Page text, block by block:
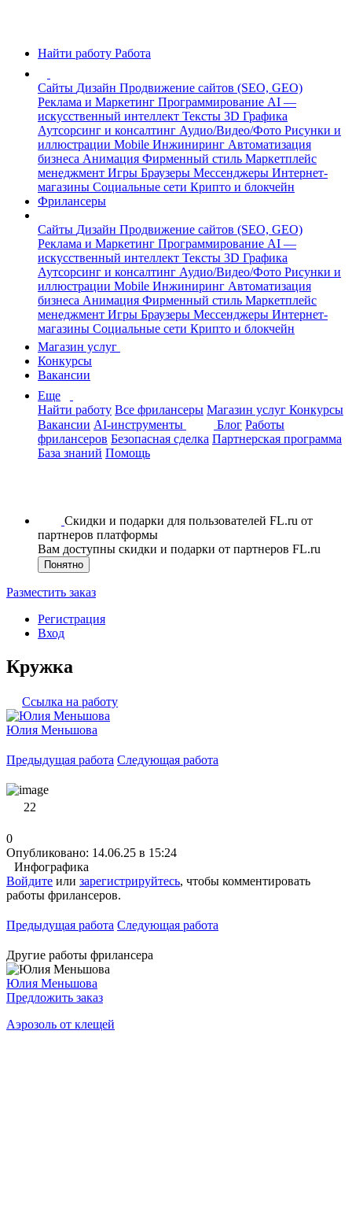
Найти работу Работа
Сайты Дизайн Продвижение сайтов (SEO, GEO)
Реклама и Маркетинг Программирование AI —
искусственный интеллект Тексты 3D Графика
Аутсорсинг и консалтинг Аудио/Видео/Фото Рисунки и
иллюстрации Mobile Инжиниринг Автоматизация
бизнеса Анимация Фирменный стиль Маркетплейс
менеджмент Игры Браузеры Мессенджеры Интернет-
магазины Социальные сети Крипто и блокчейн
Фрилансеры
Сайты Дизайн Продвижение сайтов (SEO, GEO)
Реклама и Маркетинг Программирование AI —
искусственный интеллект Тексты 3D Графика
Аутсорсинг и консалтинг Аудио/Видео/Фото Рисунки и
иллюстрации Mobile Инжиниринг Автоматизация
бизнеса Анимация Фирменный стиль Маркетплейс
менеджмент Игры Браузеры Мессенджеры Интернет-
магазины Социальные сети Крипто и блокчейн
Магазин услуг
Конкурсы
Вакансии
Еще
Найти работу Все фрилансеры Магазин услуг Конкурсы
Вакансии AI-инструменты Блог Работы
фрилансеров Безопасная сделка Партнерская программа
База знаний Помощь
Скидки и подарки для пользователей FL.ru от
партнеров платформы
Вам доступны скидки и подарки от партнеров FL.ru
Понятно
Разместить заказ
Регистрация
Вход
Кружка
Ссылка на работу
Юлия Меньшова
Предыдущая работа Следующая работа
22
0
Опубликовано: 14.06.25 в 15:24
Инфографика
Войдите или зарегистрируйтесь, чтобы комментировать
работы фрилансеров.
Предыдущая работа Следующая работа
Другие работы фрилансера
Юлия Меньшова
Предложить заказ
Аэрозоль от клещей